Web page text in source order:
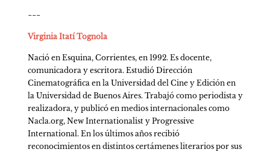
---
Virginia Itatí Tognola
Nació en Esquina, Corrientes, en 1992. Es docente,
comunicadora y escritora. Estudió Dirección
Cinematográfica en la Universidad del Cine y Edición en
la Universidad de Buenos Aires. Trabajó como periodista y
realizadora, y publicó en medios internacionales como
Nacla.org, New Internationalist y Progressive
International. En los últimos años recibió
reconocimientos en distintos certámenes literarios por sus